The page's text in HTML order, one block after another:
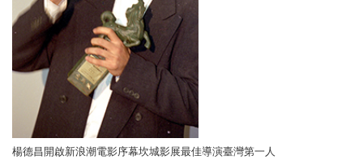
楊德昌開啟新浪潮電影序幕坎城影展最佳導演臺灣第一人